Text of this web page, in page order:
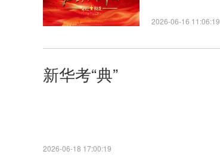
2026-06-16 11:06:19
新华考“典”
2026-06-18 17:00:19